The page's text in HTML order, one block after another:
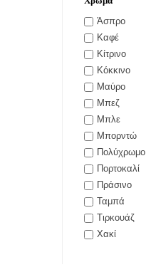
Άσπρο
Καφέ
Κίτρινο
Κόκκινο
Μαύρο
Μπεζ
Μπλε
Μπορντώ
Πολύχρωμο
Πορτοκαλί
Πράσινο
Ταμπά
Τιρκουάζ
Χακί